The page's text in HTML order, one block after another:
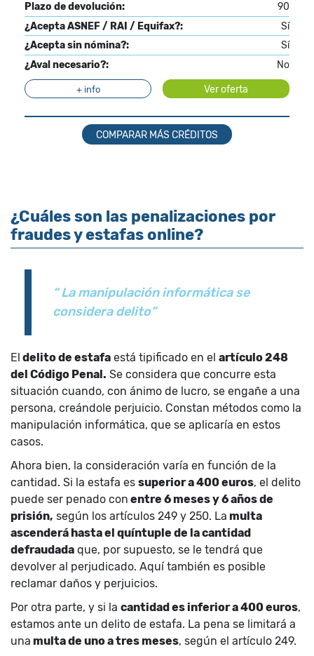
Plazo de devolución:
90
¿Acepta ASNEF / RAI / Equifax?:
Sí
¿Acepta sin nómina?:
Sí
¿Aval necesario?:
No
+ info Ver oferta
COMPARAR MÁS CRÉDITOS
¿Cuáles son las penalizaciones por
fraudes y estafas online?
“ La manipulación informática se
considera delito”
El delito de estafa está tipificado en el artículo 248
del Código Penal. Se considera que concurre esta
situación cuando, con ánimo de lucro, se engañe a una
persona, creándole perjuicio. Constan métodos como la
manipulación informática, que se aplicaría en estos
casos.
Ahora bien, la consideración varía en función de la
cantidad. Si la estafa es superior a 400 euros, el delito
puede ser penado con entre 6 meses y 6 años de
prisión, según los artículos 249 y 250. La multa
ascenderá hasta el quíntuple de la cantidad
defraudada que, por supuesto, se le tendrá que
devolver al perjudicado. Aquí también es posible
reclamar daños y perjuicios.
Por otra parte, y si la cantidad es inferior a 400 euros,
estamos ante un delito de estafa. La pena se limitará a
una multa de uno a tres meses, según el artículo 249.